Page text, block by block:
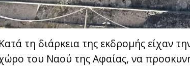
Κατά τη διάρκεια της εκδρομής είχαν
του Ναού της Αφαίας, να